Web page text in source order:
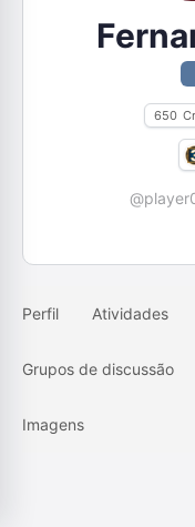
650
Perfil Atividades
Grupos de discussão
Imagens